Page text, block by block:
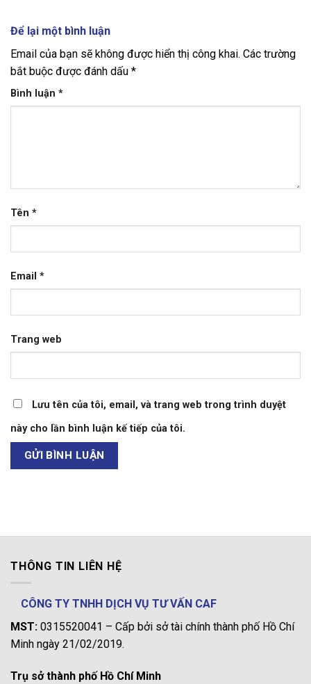
Để lại một bình luận
Email của bạn sẽ không được hiển thị công khai. Các trường
bắt buộc được đánh dấu *
Bình luận *
Tên *
Email *
Trang web
Lưu tên của tôi, email, và trang web trong trình duyệt
này cho lần bình luận kế tiếp của tôi.
THÔNG TIN LIÊN HỆ
CÔNG TY TNHH DỊCH VỤ TƯ VẤN CAF
MST: 0315520041 – Cấp bởi sở tài chính thành phố Hồ Chí
Minh ngày 21/02/2019.
Trụ sở thành phố Hồ Chí Minh